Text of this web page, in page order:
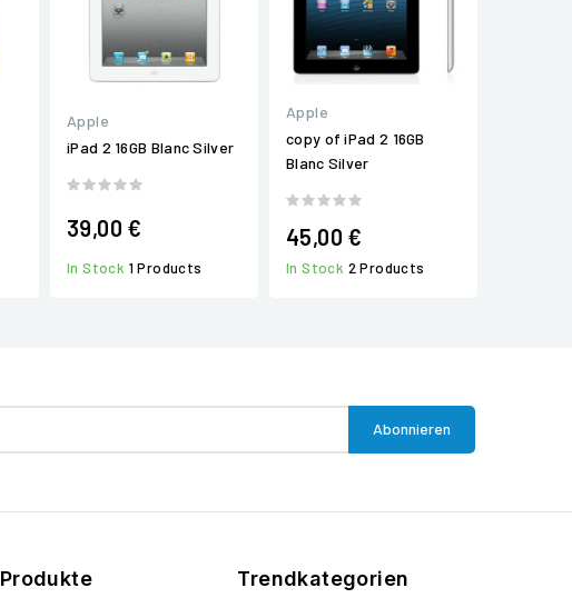
Apple
iPad 2 16GB Blanc Silver
39,00 €
In Stock 1 Products
Apple
copy of iPad 2 16GB
Blanc Silver
45,00 €
In Stock 2 Products
Produkte Trendkategorien